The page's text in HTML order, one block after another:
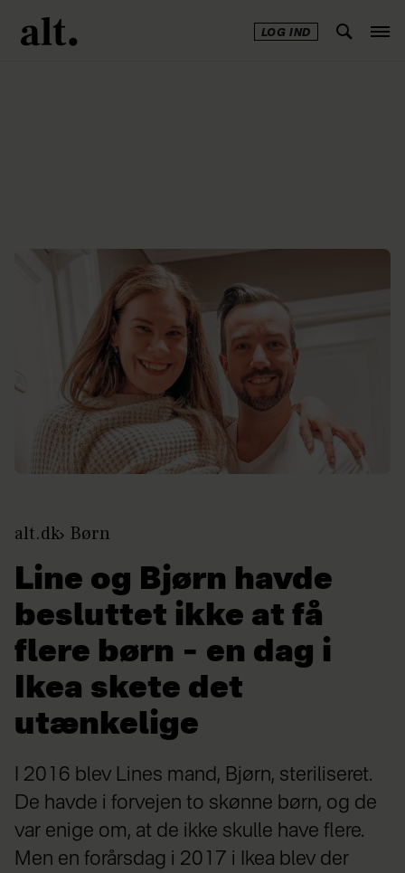
LOG IND
alt.dk Børn
Line og Bjørn havde
besluttet ikke at få
flere børn – en dag i
Ikea skete det
utænkelige
I 2016 blev Lines mand, Bjørn, steriliseret.
De havde i forvejen to skønne børn, og de
var enige om, at de ikke skulle have flere.
Men en forårsdag i 2017 i Ikea blev der